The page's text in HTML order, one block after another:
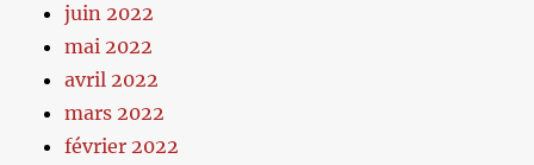
juin 2022
mai 2022
avril 2022
mars 2022
février 2022